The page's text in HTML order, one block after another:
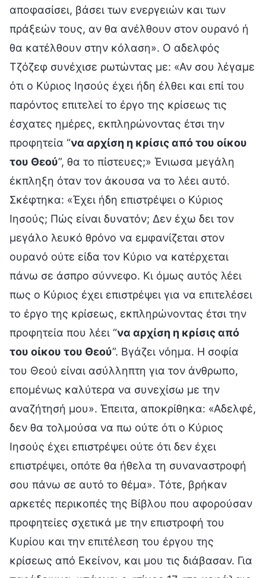
αποφασίσει, βάσει των ενεργειών και των
πράξεών τους, αν θα ανέλθουν στον ουρανό ή
θα κατέλθουν στην κόλαση». Ο αδελφός
Τζόζεφ συνέχισε ρωτώντας με: «Αν σου λέγαμε
ότι ο Κύριος Ιησούς έχει ήδη έλθει και επί του
παρόντος επιτελεί το έργο της κρίσεως τις
έσχατες ημέρες, εκπληρώνοντας έτσι την
προφητεία “να αρχίση η κρίσις από του οίκου
του Θεού”, θα το πίστευες;» Ένιωσα μεγάλη
έκπληξη όταν τον άκουσα να το λέει αυτό.
Σκέφτηκα: «Έχει ήδη επιστρέψει ο Κύριος
Ιησούς; Πώς είναι δυνατόν; Δεν έχω δει τον
μεγάλο λευκό θρόνο να εμφανίζεται στον
ουρανό ούτε είδα τον Κύριο να κατέρχεται
πάνω σε άσπρο σύννεφο. Κι όμως αυτός λέει
πως ο Κύριος έχει επιστρέψει για να επιτελέσει
το έργο της κρίσεως, εκπληρώνοντας έτσι την
προφητεία που λέει “να αρχίση η κρίσις από
του οίκου του Θεού”. Βγάζει νόημα. Η σοφία
του Θεού είναι ασύλληπτη για τον άνθρωπο,
επομένως καλύτερα να συνεχίσω με την
αναζήτησή μου». Έπειτα, αποκρίθηκα: «Αδελφέ,
δεν θα τολμούσα να πω ούτε ότι ο Κύριος
Ιησούς έχει επιστρέψει ούτε ότι δεν έχει
επιστρέψει, οπότε θα ήθελα τη συναναστροφή
σου πάνω σε αυτό το θέμα». Τότε, βρήκαν
αρκετές περικοπές της Βίβλου που αφορούσαν
προφητείες σχετικά με την επιστροφή του
Κυρίου και την επιτέλεση του έργου της
κρίσεως από Εκείνον, και μου τις διάβασαν. Για